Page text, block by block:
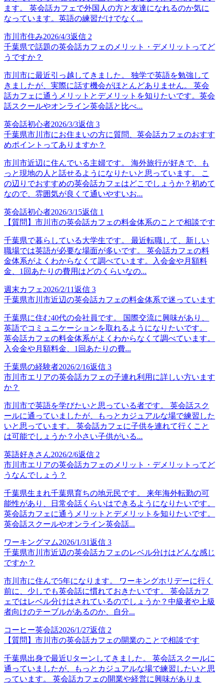
ます。 英会話カフェで外国人の方と友達になれるのか気に
なっています。英語の練習だけでなく...
市川市住み2026/4/3返信 2
千葉県で話題の英会話カフェのメリット・デメリットってど
うですか？
市川市に最近引っ越してきました。 独学で英語を勉強して
きましたが、実際に話す機会がほとんどありません。 英会
話カフェに通うメリットとデメリットを知りたいです。英会
話スクールやオンライン英会話と比べ...
英会話初心者2026/3/3返信 3
千葉県市川市にお住まいの方に質問、英会話カフェのおすす
めポイントってありますか？
市川市近辺に住んでいる主婦です。 海外旅行が好きで、も
っと現地の人と話せるようになりたいと思っています。 こ
の辺りでおすすめの英会話カフェはどこでしょうか？初めて
なので、雰囲気が良くて通いやすいお...
英会話初心者2026/3/15返信 1
【質問】市川市の英会話カフェの料金体系のことで相談です
千葉県で暮らしている大学生です。 最近転職して、新しい
職場では英語が必要な場面が多いです。 英会話カフェの料
金体系がよくわからなくて調べています。入会金や月額料
金、1回あたりの費用はどのくらいなの...
週末カフェ 2026/2/11返信 3
千葉県市川市近辺の英会話カフェの料金体系で迷っています
千葉県に住む40代の会社員です。 国際交流に興味があり、
英語でコミュニケーションを取れるようになりたいです。
英会話カフェの料金体系がよくわからなくて調べています。
入会金や月額料金、1回あたりの費...
千葉県の経験者2026/2/16返信 3
市川市エリアの英会話カフェの子連れ利用に詳しい方います
か？
市川市で英語を学びたいと思っている者です。 英会話スク
ールに通っていましたが、もっとカジュアルな場で練習した
いと思っています。 英会話カフェに子供を連れて行くこと
は可能でしょうか？小さい子供がいる...
英語好きさん2026/2/6返信 2
市川市エリアの英会話カフェのメリット・デメリットってど
うなんでしょう？
千葉県生まれ千葉県育ちの地元民です。 来年海外転勤の可
能性があり、日常会話くらいはできるようになりたいです。
英会話カフェに通うメリットとデメリットを知りたいです。
英会話スクールやオンライン英会話...
ワーキングマム2026/1/31返信 3
千葉県市川市近辺の英会話カフェのレベル分けはどんな感じ
ですか？
市川市に住んで5年になります。 ワーキングホリデーに行く
前に、少しでも英会話に慣れておきたいです。 英会話カフ
ェではレベル分けはされているのでしょうか？中級者や上級
者向けのテーブルがあるのか、自分...
コーヒー英会話2026/1/27返信 2
【質問】市川市の英会話カフェの開業のことで相談です
千葉県出身で最近Uターンしてきました。 英会話スクールに
通っていましたが、もっとカジュアルな場で練習したいと思
っています。 英会話カフェの開業や経営に興味がありま